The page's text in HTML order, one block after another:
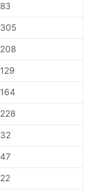
83
305
208
129
164
228
32
47
22